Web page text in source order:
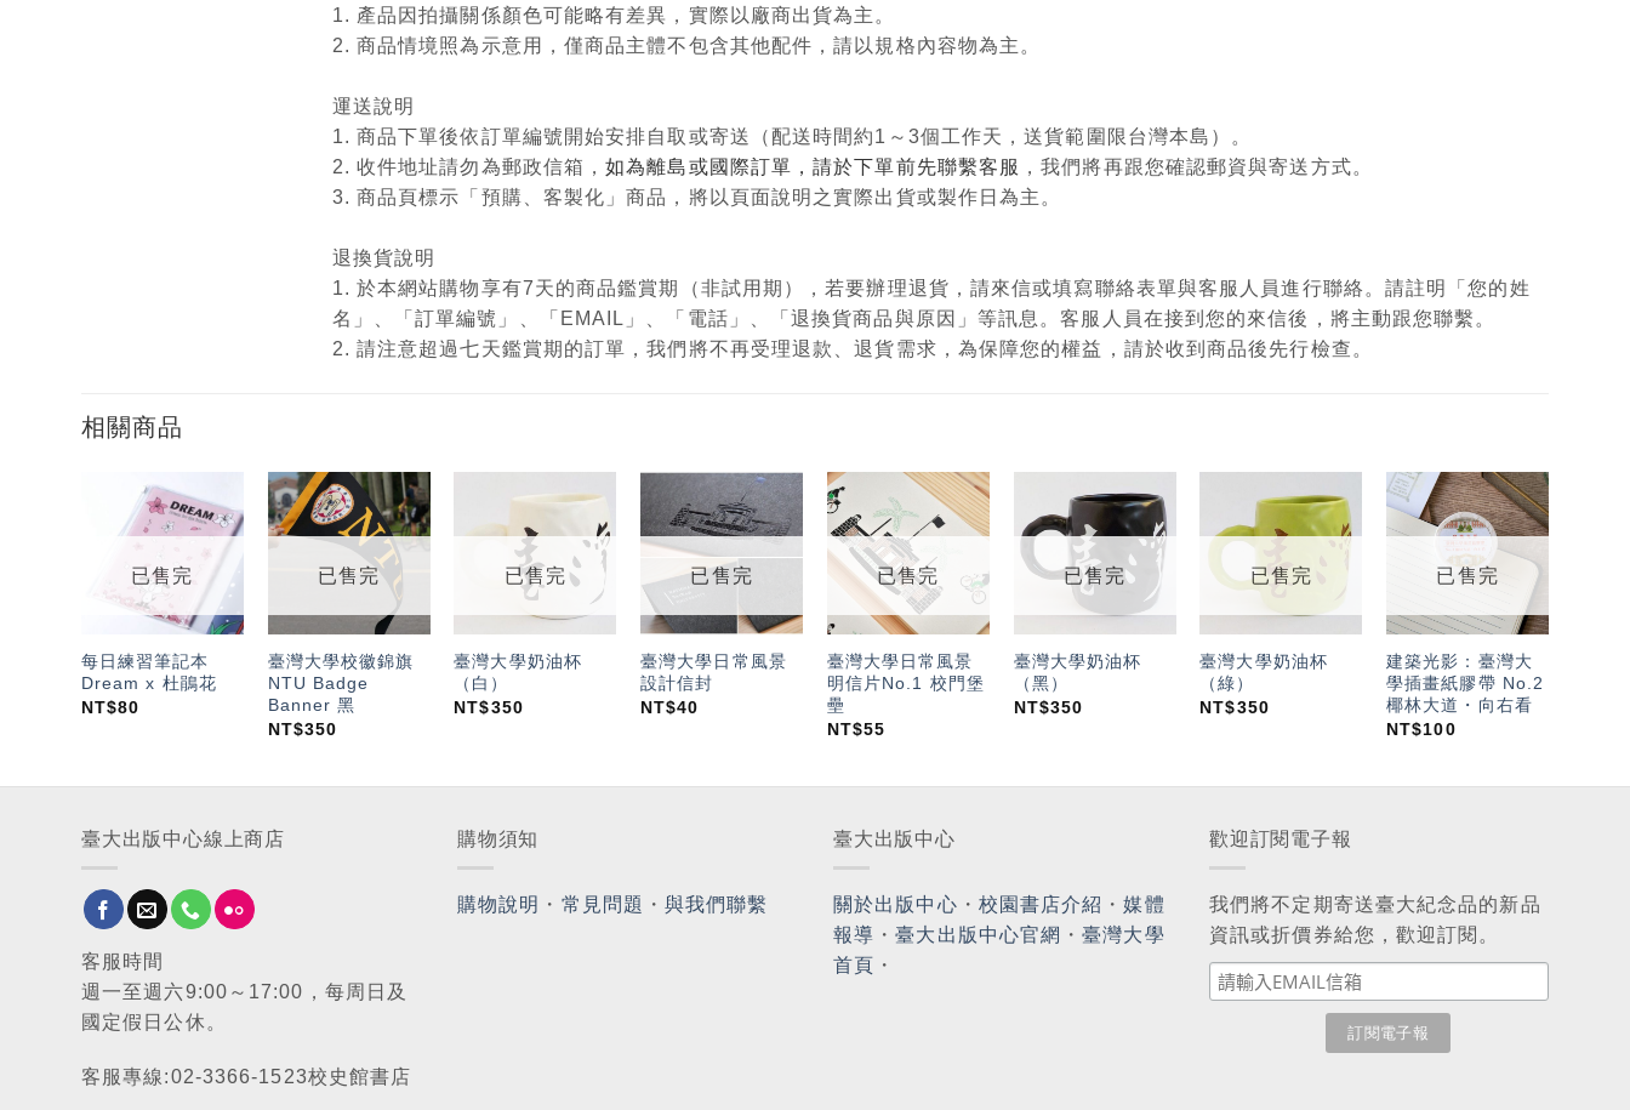
1. 產品因拍攝關係顏色可能略有差異，實際以廠商出貨為主。
2. 商品情境照為示意用，僅商品主體不包含其他配件，請以規格內容物為主。
運送說明
1. 商品下單後依訂單編號開始安排自取或寄送（配送時間約1～3個工作天，送貨範圍限台灣本島）。
2. 收件地址請勿為郵政信箱，如為離島或國際訂單，請於下單前先聯繫客服 ，我們將再跟您確認郵資與寄送方式。
3. 商品頁標示「預購、客製化」商品，將以頁面說明之實際出貨或製作日為主。
退換貨說明
1. 於本網站購物享有7天的商品鑑賞期（非試用期），若要辦理退貨，請來信或填寫聯絡表單與客服人員進行聯絡。請註明「您的姓
名」、「訂單編號」、「EMAIL」、「電話」、「退換貨商品與原因」等訊息。客服人員在接到您的來信後，將主動跟您聯繫。
2. 請注意超過七天鑑賞期的訂單，我們將不再受理退款、退貨需求，為保障您的權益，請於收到商品後先行檢查。
相關商品
加入
已售完
每日練習筆記本
Dream x 杜鵑花
NT$80
加入
「願
望輕
單」
已售完
臺灣大學校徽錦旗
NTU Badge
Banner 黑
NT$350
加入
「願
望輕
單」
已售完
臺灣大學奶油杯
（白）
NT$350
加入
「願
已售完
臺灣大學日常風景
設計信封
NT$40
加入
單」
已售完
臺灣大學日常風景
明信片No.1 校門堡
壘
NT$55
加入
「願
望輕
單」
已售完
臺灣大學奶油杯
（黑）
NT$350
加入
已售完
臺灣大學奶油杯
（綠）
NT$350
加入
「願
已售完
建築光影：臺灣大
學插畫紙膠帶 No.2
椰林大道・向右看
NT$100
臺大出版中心線上商店
客服時間
週一至週六9:00～17:00，每周日及
國定假日公休。
客服專線:02-3366-1523校史館書店
購物須知
購物說明 ・ 常見問題 ・與我們聯繫
臺大出版中心
關於出版中心 ・ 校園書店介紹 ・媒體
報導 ・臺大出版中心官網 ・臺灣大學
首頁
・
歡迎訂閱電子報
我們將不定期寄送臺大紀念品的新品
資訊或折價券給您，歡迎訂閱。